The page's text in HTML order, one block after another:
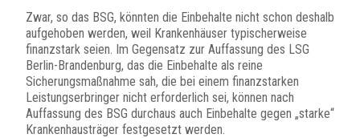
Zwar, so das BSG, könnten die Einbehalte nicht schon deshalb
aufgehoben werden, weil Krankenhäuser typischerweise
finanzstark seien. Im Gegensatz zur Auffassung des LSG
Berlin-Brandenburg, das die Einbehalte als reine
Sicherungsmaßnahme sah, die bei einem finanzstarken
Leistungserbringer nicht erforderlich sei, können nach
Auffassung des BSG durchaus auch Einbehalte gegen „starke“
Krankenhausträger festgesetzt werden.